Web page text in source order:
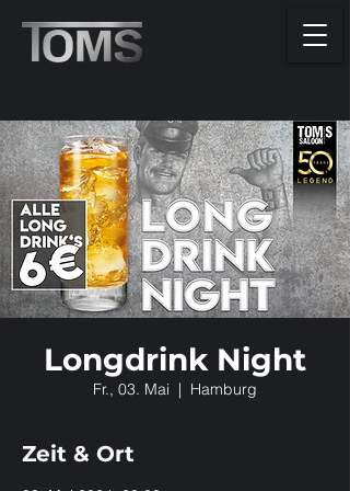
Longdrink Night
Fr., 03. Mai
  |
Hamburg
Zeit & Ort